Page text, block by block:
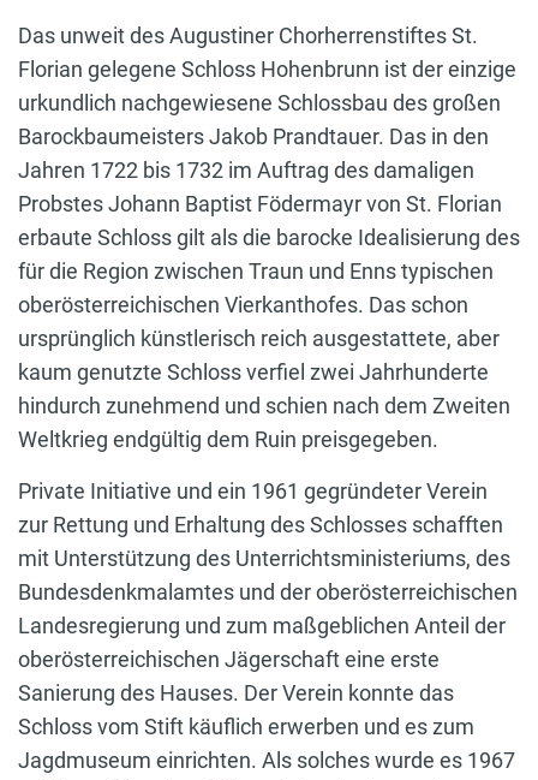
Das unweit des Augustiner Chorherrenstiftes St.
Florian gelegene Schloss Hohenbrunn ist der einzige
urkundlich nachgewiesene Schlossbau des großen
Barockbaumeisters Jakob Prandtauer. Das in den
Jahren 1722 bis 1732 im Auftrag des damaligen
Probstes Johann Baptist Födermayr von St. Florian
erbaute Schloss gilt als die barocke Idealisierung des
für die Region zwischen Traun und Enns typischen
oberösterreichischen Vierkanthofes. Das schon
ursprünglich künstlerisch reich ausgestattete, aber
kaum genutzte Schloss verfiel zwei Jahrhunderte
hindurch zunehmend und schien nach dem Zweiten
Weltkrieg endgültig dem Ruin preisgegeben.
Private Initiative und ein 1961 gegründeter Verein
zur Rettung und Erhaltung des Schlosses schafften
mit Unterstützung des Unterrichtsministeriums, des
Bundesdenkmalamtes und der oberösterreichischen
Landesregierung und zum maßgeblichen Anteil der
oberösterreichischen Jägerschaft eine erste
Sanierung des Hauses. Der Verein konnte das
Schloss vom Stift käuflich erwerben und es zum
Jagdmuseum einrichten. Als solches wurde es 1967